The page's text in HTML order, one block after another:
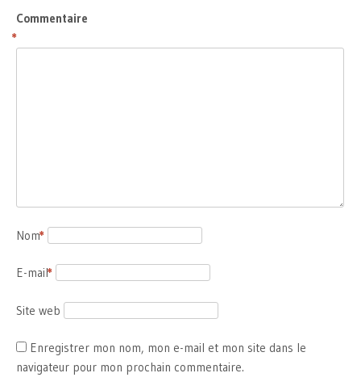
Commentaire
*
Nom
*
E-mail
*
Site web
Enregistrer mon nom, mon e-mail et mon site dans le
navigateur pour mon prochain commentaire.